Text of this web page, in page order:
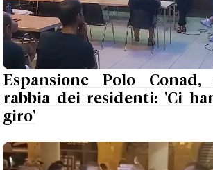
Espansione Polo
rabbia dei residenti: 'Ci
giro'